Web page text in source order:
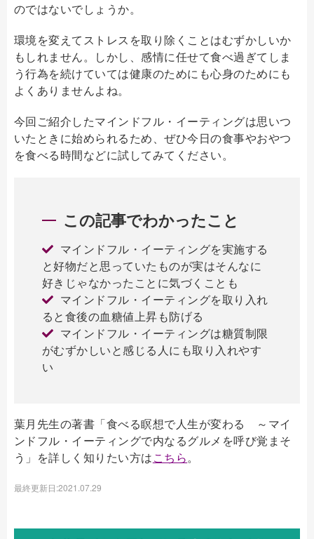
のではないでしょうか。
環境を変えてストレスを取り除くことはむずかしいか
もしれません。しかし、感情に任せて食べ過ぎてしま
う行為を続けていては健康のためにも心身のためにも
よくありませんよね。
今回ご紹介したマインドフル・イーティングは思いつ
いたときに始められるため、ぜひ今日の食事やおやつ
を食べる時間などに試してみてください。
この記事でわかったこと
マインドフル・イーティングを実施する
と好物だと思っていたものが実はそんなに
好きじゃなかったことに気づくことも
マインドフル・イーティングを取り入れ
ると食後の血糖値上昇も防げる
マインドフル・イーティングは糖質制限
がむずかしいと感じる人にも取り入れやす
い
葉月先生の著書「食べる瞑想で人生が変わる ～マイ
ンドフル・イーティングで内なるグルメを呼び覚まそ
う」を詳しく知りたい方はこちら。
最終更新日:2021.07.29